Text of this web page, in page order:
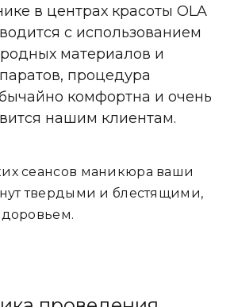
в центрах красоты OLA
с использованием
материалов и
процедура
комфортна и очень
нашим клиентам.
сеансов маникюра ваши
твердыми и блестящими,